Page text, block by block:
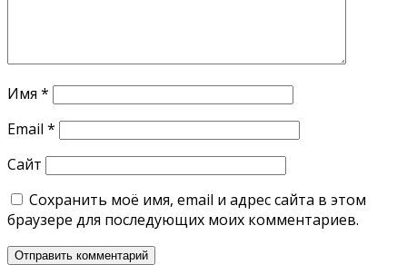
Имя *
Email *
Сайт
Сохранить моё имя, email и адрес сайта в этом
браузере для последующих моих комментариев.